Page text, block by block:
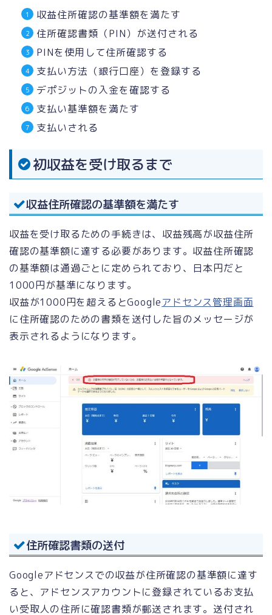
収益住所確認の基準額を満たす
住所確認書類（PIN）が送付される
PINを使用して住所確認する
支払い方法（銀行口座）を登録する
デポジットの入金を確認する
支払い基準額を満たす
支払いされる
初収益を受け取るまで
収益住所確認の基準額を満たす
収益を受け取るための手続きは、収益残高が収益住所
確認の基準額に達する必要があります。収益住所確認
の基準額は通過ごとに定められており、日本円だと
1000円が基準になります。
収益が1000円を超えるとGoogleアドセンス管理画面
に住所確認のための書類を送付した旨のメッセージが
表示されるようになります。
住所確認書類の送付
Googleアドセンスでの収益が住所確認の基準額に達す
ると、アドセンスアカウントに登録されているお支払
い受取人の住所に確認書類が郵送されます。送付され